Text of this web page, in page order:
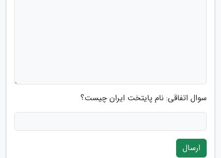
سوال اتفاقی: نام پایتخت ایران چیست؟
ارسال